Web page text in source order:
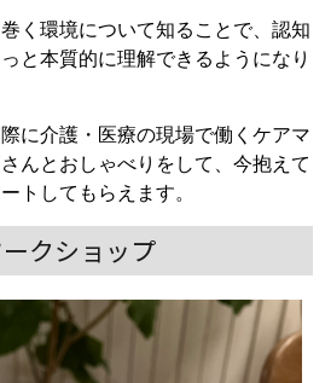
く環境について知ることで、認知
と本質的に理解できるようになり
に介護・医療の現場で働くケアマ
んとおしゃべりをして、今抱えて
トしてもらえます。
クショップ